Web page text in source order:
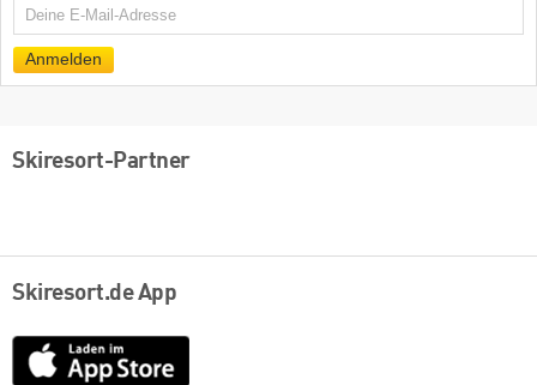
E-
Anmelden
Skiresort-Partner
Skiresort.de App
App
Store